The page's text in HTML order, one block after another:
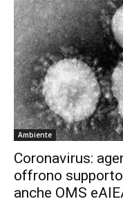
Ambiente
Coronavirus:
offrono
anche OMS